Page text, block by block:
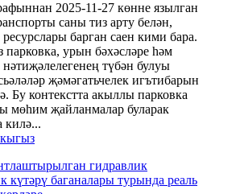
2025-11-27 көнне язылган
саны тиз арту белән,
ресурслары барган саен кими бара.
парковка, урын бәхәсләре һәм
нәтиҗәлелегенең түбән булуы
җәмәгатьчелек игътибарын
Бу контекстта акыллы парковка
мөһим җайланмалар буларак
килә...